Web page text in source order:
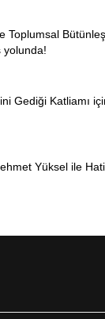
Toplumsal
yolunda!
Gediği Katliamı
Yüksel ile